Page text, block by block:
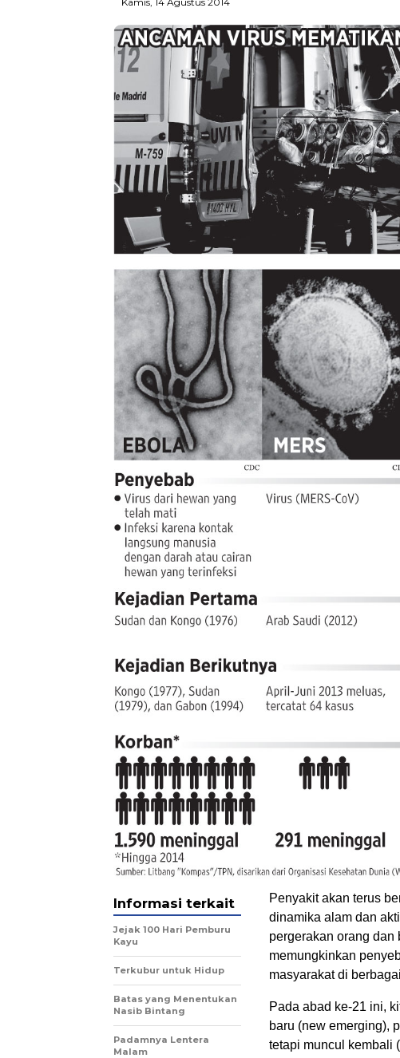
Penyakit akan terus
dinamika alam dan
pergerakan orang dan
memungkinkan
masyarakat di
Pada abad ke-21 ini,
baru (new emerging),
tetapi muncul kembali
Informasi terkait
Jejak 100 Hari Pemburu
Kayu
Terkubur untuk Hidup
Batas yang Menentukan
Nasib Bintang
Padamnya Lentera
Malam